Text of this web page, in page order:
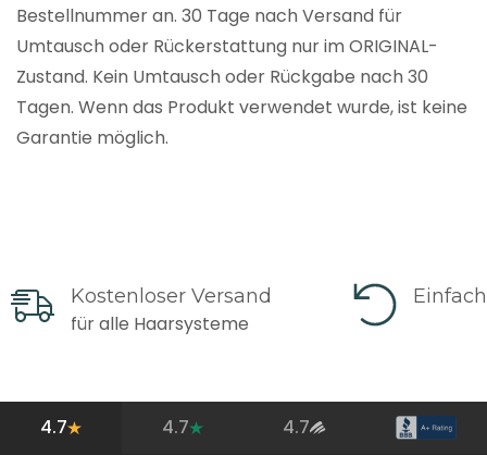
Bestellnummer an. 30 Tage nach Versand für
Umtausch oder Rückerstattung nur im ORIGINAL-
Zustand. Kein Umtausch oder Rückgabe nach 30
Tagen. Wenn das Produkt verwendet wurde, ist keine
Garantie möglich.
Kostenloser Versand
für alle Haarsysteme
4.7 4.7 4.7